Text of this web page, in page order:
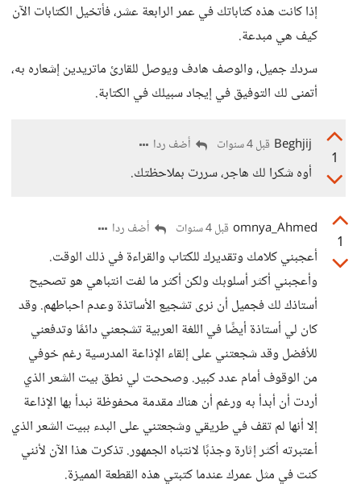
إذا كانت هذه كتاباتك في عمر الرابعة عشر، فأتخيل الكتابات الآن
كيف هي مبدعة.
سردك جميل، والوصف هادف ويوصل للقارئ ماتريدين إشعاره به،
أتمنى لك التوفيق في إيجاد سبيلك في الكتابة.
1
Beghjij قبل 4 سنوات أضف ردا
أوه شكرا لك هاجر، سررت بملاحظتك.
1
omnya_Ahmed قبل 4 سنوات أضف ردا
أعجبني كلامك وتقديرك للكتاب والقراءة في ذلك الوقت.
وأعجبني أكثر أسلوبك ولكن أكثر ما لفت انتباهي هو تصحيح
أستاذك لك فجميل أن نرى تشجيع الأساتذة وعدم احباطهم. وقد
كان لي أستاذة أيضًا في اللغة العربية تشجعني دائمًا وتدفعني
للأفضل وقد شجعتني على إلقاء الإذاعة المدرسية رغم خوفي
من الوقوف أمام عدد كبير. وصححت لي نطق بيت الشعر الذي
أردت أن أبدأ به ورغم أن هناك مقدمة محفوظة نبدأ بها الإذاعة
إلا أنها لم تقف في طريقي وشجعتني على البدء ببيت الشعر الذي
أعتبرته أكثر إثارة وجذبًا لانتباه الجمهور. تذكرت هذا الآن لأنني
كنت في مثل عمرك عندما كتبتي هذه القطعة المميزة.